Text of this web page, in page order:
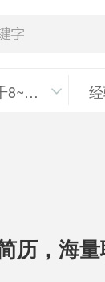
1千8~2千5/月
历，海量